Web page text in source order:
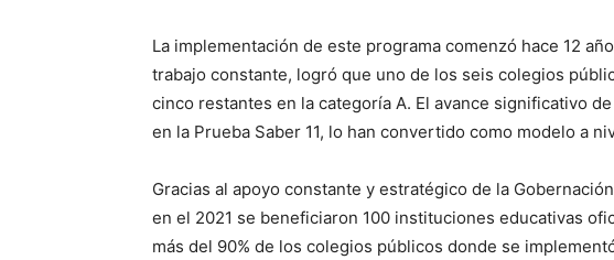
La implementación de este programa comenzó hace 12
trabajo constante, logró que uno de los seis colegios
cinco restantes en la categoría A. El avance significativo
en la Prueba Saber 11, lo han convertido como modelo a
Gracias al apoyo constante y estratégico de la
en el 2021 se beneficiaron 100 instituciones educativas
más del 90% de los colegios públicos donde se